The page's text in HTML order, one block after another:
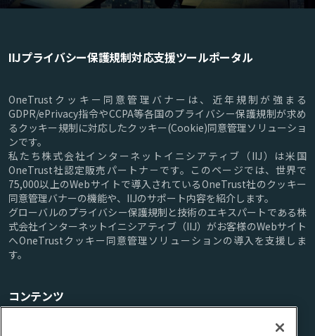
IIJプライバシー保護規制対応支援ツールポータル
OneTrustクッキー同意管理バナーは、近年規制が強まる
GDPR/ePrivacy指令やCCPA等各国のプライバシー保護規制が求め
るクッキー規制に対応したクッキー(Cookie)同意管理ソリューショ
ンです。
私たち株式会社インターネットイニシアティブ（IIJ）は米国
OneTrust社認定販売パートナ－です。このページでは、世界で
75,000以上のWebサイトで導入されているOneTrust社のクッキー
同意管理バナーの機能や、IIJのサポート内容を紹介します。
グローバルのプライバシー保護規制と技術のエキスパートである株
式会社インターネットイニシアティブ（IIJ）がお客様のWebサイト
へOneTrustクッキー同意管理ソリューションの導入を支援しま
す。
コンテンツ